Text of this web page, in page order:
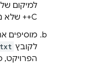
למיקום של
C++
שלא
מוסיפים
לקובץ
הפרויקט,